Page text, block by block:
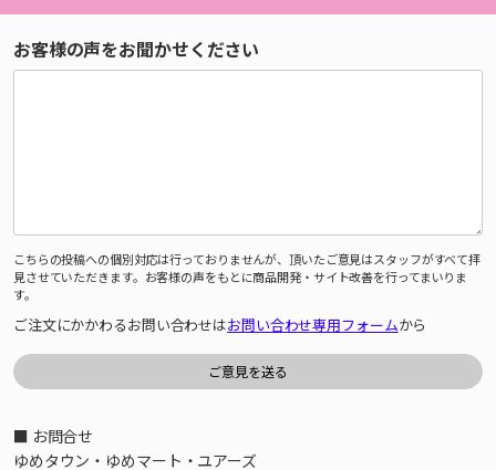
お客様の声をお聞かせください
こちらの投稿への個別対応は行っておりませんが、頂いたご意見はスタッフがすべて拝
見させていただきます。お客様の声をもとに商品開発・サイト改善を行ってまいりま
す。
ご注文にかかわるお問い合わせはお問い合わせ専用フォームから
■ お問合せ
ゆめタウン・ゆめマート・ユアーズ